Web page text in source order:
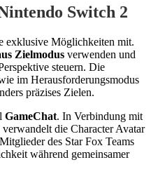
Switch 2
exklusive Möglichkeiten mit.
Zielmodus verwenden und
steuern. Die
im Herausforderungsmodus
präzises Zielen.
GameChat. In Verbindung mit
verwandelt die Character Avatar
des Star Fox Teams
während gemeinsamer